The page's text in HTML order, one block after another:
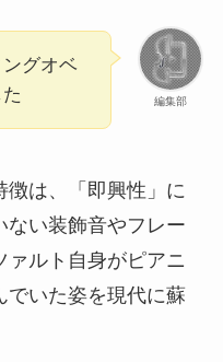
編集部
グオベ
は、「即興性」に
ない装飾音やフレー
ァルト自身がピアニ
でいた姿を現代に蘇